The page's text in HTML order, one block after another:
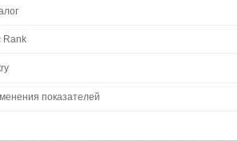
Rank
показателей